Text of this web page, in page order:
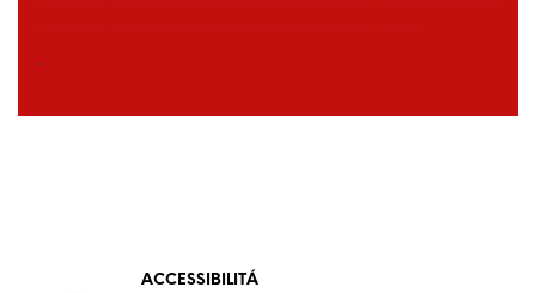
–
ACCESSIBILITÁ